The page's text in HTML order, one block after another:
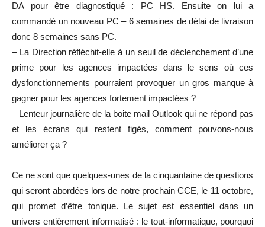
DA pour être diagnostiqué : PC HS. Ensuite on lui a
commandé un nouveau PC – 6 semaines de délai de livraison
donc 8 semaines sans PC.
– La Direction réfléchit-elle à un seuil de déclenchement d’une
prime pour les agences impactées dans le sens où ces
dysfonctionnements pourraient provoquer un gros manque à
gagner pour les agences fortement impactées ?
– Lenteur journalière de la boite mail Outlook qui ne répond pas
et les écrans qui restent figés, comment pouvons-nous
améliorer ça ?
Ce ne sont que quelques-unes de la cinquantaine de questions
qui seront abordées lors de notre prochain CCE, le 11 octobre,
qui promet d’être tonique. Le sujet est essentiel dans un
univers entièrement informatisé : le tout-informatique, pourquoi